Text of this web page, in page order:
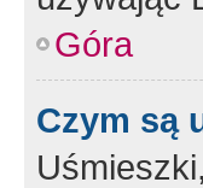
Góra
Czym są